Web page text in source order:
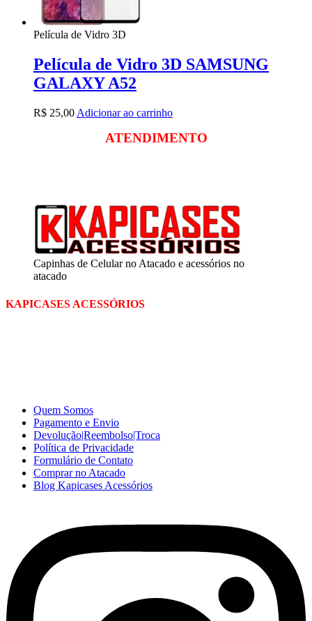
Película de Vidro 3D
Película de Vidro 3D SAMSUNG
GALAXY A52
R$ 25,00 Adicionar ao carrinho
ATENDIMENTO
Capinhas de Celular no Atacado e acessórios no
atacado
KAPICASES ACESSÓRIOS
Quem Somos
Pagamento e Envio
Devolução|Reembolso|Troca
Política de Privacidade
Formulário de Contato
Comprar no Atacado
Blog Kapicases Acessórios